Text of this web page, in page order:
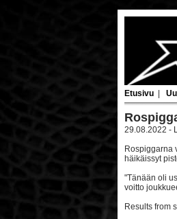
Etusivu
29.08.2022 -
Rospiggarna
häikäissyt
"Tänään oli
voitto
Results from